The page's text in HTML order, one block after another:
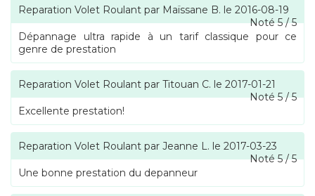
Reparation Volet Roulant par Maïssane B. le 2016-08-19
Noté5/5
Dépannage ultra rapide à un tarif classique pour ce
genre de prestation
Reparation Volet Roulant par Titouan C. le 2017-01-21
Noté5/5
Excellente prestation!
Reparation Volet Roulant par Jeanne L. le 2017-03-23
Noté5/5
Une bonne prestation du depanneur